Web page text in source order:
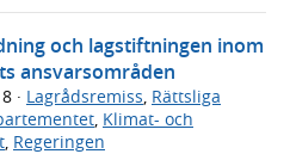
och lagstiftningen inom
ansvarsområden
· Lagrådsremiss Rättsliga
Klimat- och
Regeringen